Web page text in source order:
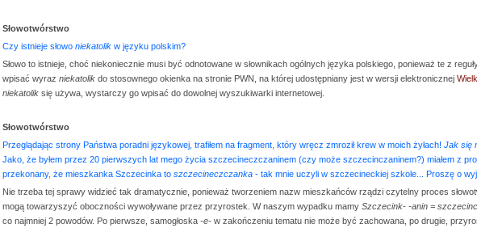
Słowotwórstwo
Czy istnieje słowo niekatolik w języku polskim?
Słowo to istnieje, choć niekoniecznie musi być odnotowane w słownikach ogólnych języka polskiego, ponieważ te z
wpisać wyraz niekatolik do stosownego okienka na stronie PWN, na której udostępniany jest w wersji elektronicznej
niekatolik się używa, wystarczy go wpisać do dowolnej wyszukiwarki internetowej.
Słowotwórstwo
Przeglądając strony Państwa poradni językowej, trafiłem na fragment, który wręcz zmroził krew w moich żyłach! Jak się
Jako, że byłem przez 20 pierwszych lat mego życia szczecineczczaninem (czy może szczecinczaninem?) miałem z
przekonany, że mieszkanka Szczecinka to szczecineczczanka - tak mnie uczyli w szczecineckiej szkole... Proszę o
Nie trzeba tej sprawy widzieć tak dramatycznie, ponieważ tworzeniem nazw mieszkańców rządzi czytelny proces
mogą towarzyszyć oboczności wywoływane przez przyrostek. W naszym wypadku mamy Szczecink- -anin =
co najmniej 2 powodów. Po pierwsze, samogłoska -e- w zakończeniu tematu nie może być zachowana, po drugie,